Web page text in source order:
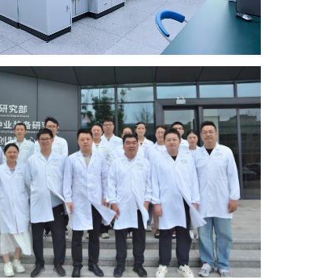
Команда